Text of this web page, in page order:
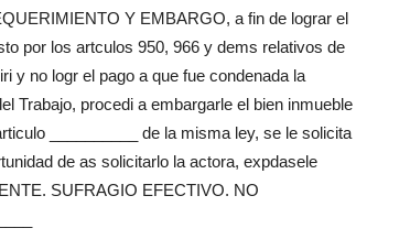
Y EMBARGO, a fin de lograr el
por los artculos 950, 966 y dems relativos de
y no logr el pago a que fue condenada la
Trabajo, procedi a embargarle el bien inmueble
__________ de la misma ley, se le solicita
de as solicitarlo la actora, expdasele
SUFRAGIO EFECTIVO. NO